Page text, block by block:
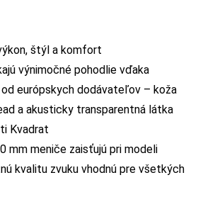
štýl a komfort
výnimočné pohodlie vďaka
európskych dodávateľov – koža
a akusticky transparentná látka
Kvadrat
mm meniče zaisťujú pri modeli
kvalitu zvuku vhodnú pre všetkých